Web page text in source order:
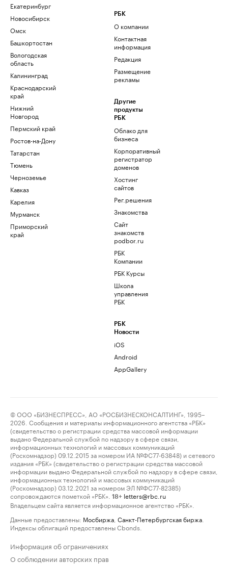
Екатеринбург
Новосибирск
Омск
Башкортостан
Вологодская
область
Калининград
Краснодарский
край
Нижний
Новгород
Пермский край
Ростов-на-Дону
Татарстан
Тюмень
Черноземье
Кавказ
Карелия
Мурманск
Приморский
край
РБК
О компании
Контактная
информация
Редакция
Размещение
рекламы
Другие
продукты
РБК
Облако для
бизнеса
Корпоративный
регистратор
доменов
Хостинг
сайтов
Рег.решения
Знакомства
Сайт
знакомств
podbor.ru
РБК
Компании
РБК Курсы
Школа
управления
РБК
РБК
Новости
iOS
Android
AppGallery
© ООО «БИЗНЕСПРЕСС», АО «РОСБИЗНЕСКОНСАЛТИНГ», 1995–
2026. Сообщения и материалы информационного агентства «РБК»
(свидетельство о регистрации средства массовой информации
выдано Федеральной службой по надзору в сфере связи,
информационных технологий и массовых коммуникаций
(Роскомнадзор) 09.12.2015 за номером ИА №ФС77-63848) и сетевого
издания «РБК» (свидетельство о регистрации средства массовой
информации выдано Федеральной службой по надзору в сфере связи,
информационных технологий и массовых коммуникаций
(Роскомнадзор) 03.12.2021 за номером ЭЛ №ФС77-82385)
сопровождаются пометкой «РБК».
18+ letters@rbc.ru
Владельцем сайта является информационное агентство «РБК».
Данные предоставлены: Мосбиржа Санкт-Петербургская биржа
Индексы облигаций предоставлены Cbonds.
Информация об ограничениях
О соблюдении авторских прав